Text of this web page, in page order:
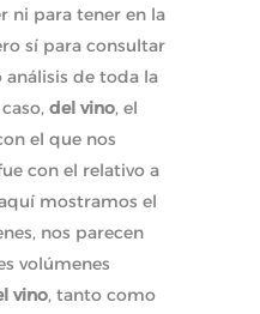
ni para tener en la
sí para consultar
análisis de toda la
del vino, el
el que nos
con el relativo a
mostramos el
nos parecen
volúmenes
vino, tanto como